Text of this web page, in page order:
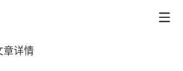
章详情